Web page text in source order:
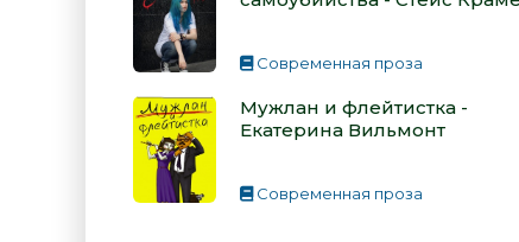
Современная проза
Мужлан и флейтистка -
Екатерина Вильмонт
Современная проза